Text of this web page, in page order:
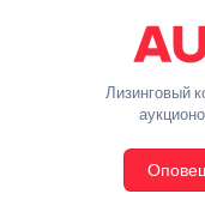
содержимому
Лизинговый